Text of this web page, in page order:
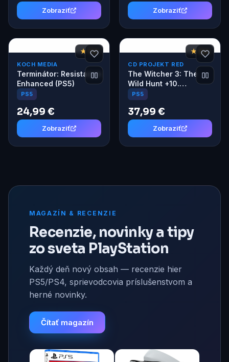
Zobraziť Zobraziť
★ 7,2
KOCH MEDIA
Terminátor: Resistance
Enhanced (PS5)
PS5
24,99 €
Zobraziť
★ 9,2
CD PROJEKT RED
The Witcher 3: The
Wild Hunt +10.
Anniversary Steelbook
(PS5)
PS5
37,99 €
Zobraziť
MAGAZÍN & RECENZIE
Recenzie, novinky a tipy
zo sveta PlayStation
Každý deň nový obsah — recenzie hier
PS5/PS4, sprievodcovia príslušenstvom a
herné novinky.
Čítať magazín